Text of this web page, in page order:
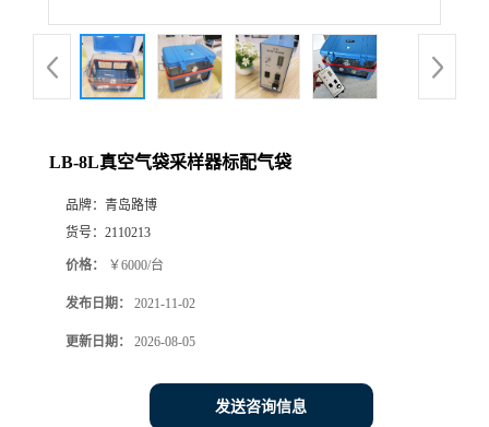
品
厅
LB-8L真空气袋采样器标配气袋
品牌： 青岛路博
货号： 2110213
价格： ￥6000/台
发布日期： 2021-11-02
更新日期： 2026-08-05
发送咨询信息